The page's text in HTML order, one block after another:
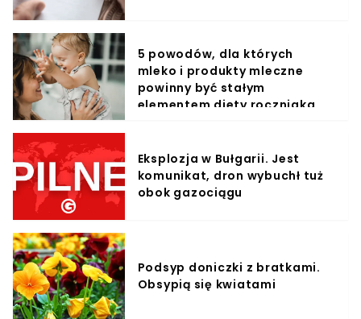
5 powodów, dla których
mleko i produkty mleczne
powinny być stałym
elementem diety roczniaka
Eksplozja w Bułgarii. Jest
komunikat, dron wybuchł tuż
obok gazociągu
Podsyp doniczki z bratkami.
Obsypią się kwiatami